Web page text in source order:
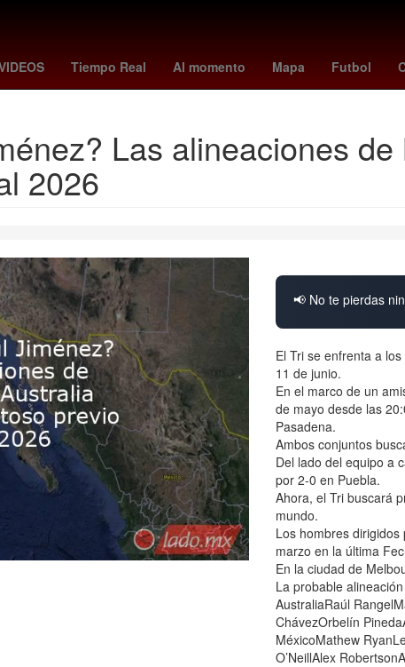
Tiempo Real Al momento Mapa Futbol
aj styles UEFA Champions League paranaense - santos de
Las alineaciones
2026
📢 No te pierdas
El Tri se enfrenta a
11 de junio.
En el marco de un
de mayo desde las
Pasadena.
Ambos conjuntos
Del lado del equipo a
por 2-0 en Puebla.
Ahora, el Tri buscará
mundo.
Los hombres
marzo en la última
En la ciudad de
La probable
AustraliaRaúl
ChávezOrbelín
MéxicoMathew
O’NeillAlex